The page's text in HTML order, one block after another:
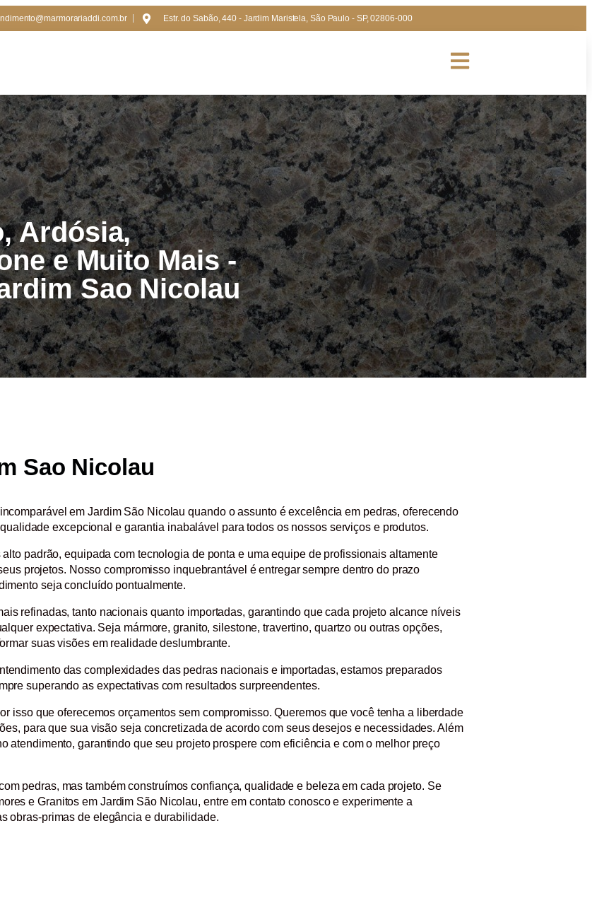
Estr. do Sabão, 440 - Jardim Maristela, São Paulo - SP, 02806-000
Ardósia,
e Muito Mais -
Sao Nicolau
Sao Nicolau
em Jardim São Nicolau quando o assunto é excelência em pedras, oferecendo
excepcional e garantia inabalável para todos os nossos serviços e produtos.
padrão, equipada com tecnologia de ponta e uma equipe de profissionais altamente
projetos. Nosso compromisso inquebrantável é entregar sempre dentro do prazo
seja concluído pontualmente.
refinadas, tanto nacionais quanto importadas, garantindo que cada projeto alcance níveis
expectativa. Seja mármore, granito, silestone, travertino, quartzo ou outras opções,
suas visões em realidade deslumbrante.
das complexidades das pedras nacionais e importadas, estamos preparados
superando as expectativas com resultados surpreendentes.
isso que oferecemos orçamentos sem compromisso. Queremos que você tenha a liberdade
para que sua visão seja concretizada de acordo com seus desejos e necessidades. Além
atendimento, garantindo que seu projeto prospere com eficiência e com o melhor preço
pedras, mas também construímos confiança, qualidade e beleza em cada projeto. Se
e Granitos em Jardim São Nicolau, entre em contato conosco e experimente a
obras-primas de elegância e durabilidade.